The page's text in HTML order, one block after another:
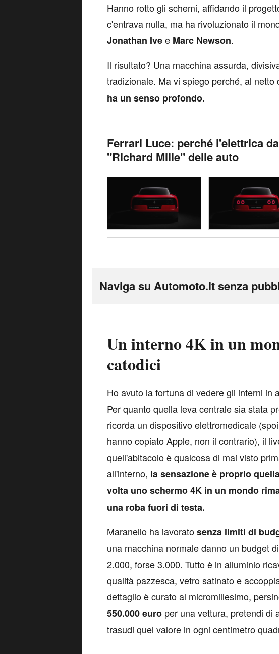
Hanno rotto gli schemi, affidando il
c'entrava nulla, ma ha rivoluzionato il
Jonathan Ivee Marc Newson.
Il risultato? Una macchina assurda,
tradizionale. Ma vi spiego perché, al netto
ha un senso profondo.
Ferrari Luce: perché l'elettrica
"Richard Mille" delle auto
Naviga su Automoto.it senza
Un interno 4K in un
catodici
Ho avuto la fortuna di vedere gli interni in
Per quanto quella leva centrale sia stata
ricorda un dispositivo elettromedicale
hanno copiato Apple, non il contrario), il
quell'abitacolo è qualcosa di mai visto
all'interno, la sensazione è proprio
volta uno schermo 4K in un mondo
una roba fuori di testa.
Maranello ha lavoratosenza limiti di
una macchina normale danno un budget
2.000, forse 3.000. Tutto è in alluminio
qualità pazzesca, vetro satinato e
dettaglio è curato al micromillesimo,
550.000 euro per una vettura, pretendi di
trasudi quel valore in ogni centimetro